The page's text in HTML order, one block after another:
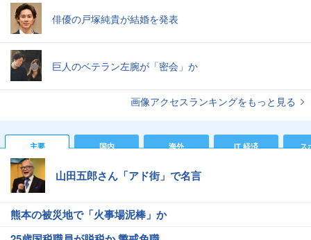
俳優の戸塚純貴が結婚を発表
巨人のベテラン左腕が「密会」か
画像アクセスランキングをもっと見る
主要 国内 海外 IT 経済 ス
山田五郎さん「アド街」で名言
熊本の被災地で「火事場泥棒」か